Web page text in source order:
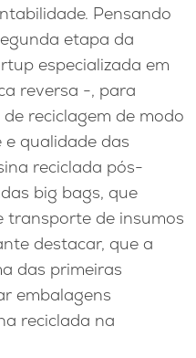
Pensando
etapa da
especializada em
reversa -, para
reciclagem de modo
qualidade das
reciclada pós-
big bags, que
transporte de insumos
destacar, que a
das primeiras
embalagens
reciclada na